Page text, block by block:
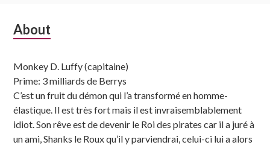
Subsidiary
About
Monkey D. Luffy (capitaine)
Prime: 3 milliards de Berrys
C’est un fruit du démon qui l’a transformé en homme-
élastique. Il est très fort mais il est invraisemblablement
idiot. Son rêve est de devenir le Roi des pirates car il a juré à
un ami, Shanks le Roux qu’il y parviendrai, celui-ci lui a alors